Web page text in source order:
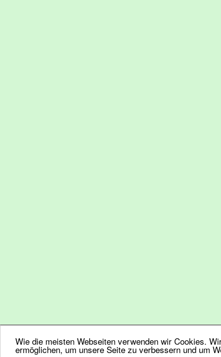
Wie die meisten Webseiten verwenden wir Cookies.
ermöglichen, um unsere Seite zu verbessern und um